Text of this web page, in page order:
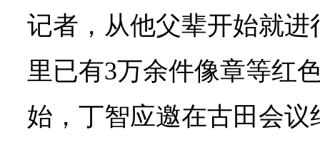
记者，从他父辈开始就
里已有3万余件像章等红
始，丁智应邀在古田会